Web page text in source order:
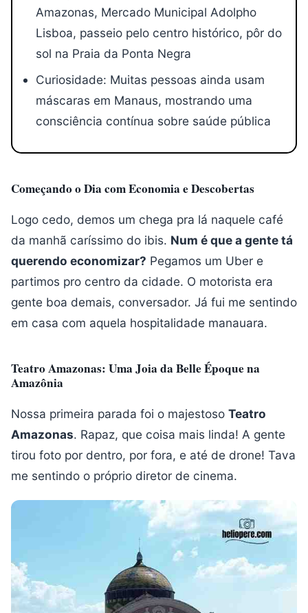
Amazonas, Mercado Municipal Adolpho
Lisboa, passeio pelo centro histórico, pôr do
sol na Praia da Ponta Negra
Curiosidade: Muitas pessoas ainda usam
máscaras em Manaus, mostrando uma
consciência contínua sobre saúde pública
Começando o Dia com Economia e Descobertas
Logo cedo, demos um chega pra lá naquele café
da manhã caríssimo do ibis. Num é que a gente tá
querendo economizar? Pegamos um Uber e
partimos pro centro da cidade. O motorista era
gente boa demais, conversador. Já fui me sentindo
em casa com aquela hospitalidade manauara.
Teatro Amazonas: Uma Joia da Belle Époque na
Amazônia
Nossa primeira parada foi o majestoso Teatro
Amazonas. Rapaz, que coisa mais linda! A gente
tirou foto por dentro, por fora, e até de drone! Tava
me sentindo o próprio diretor de cinema.